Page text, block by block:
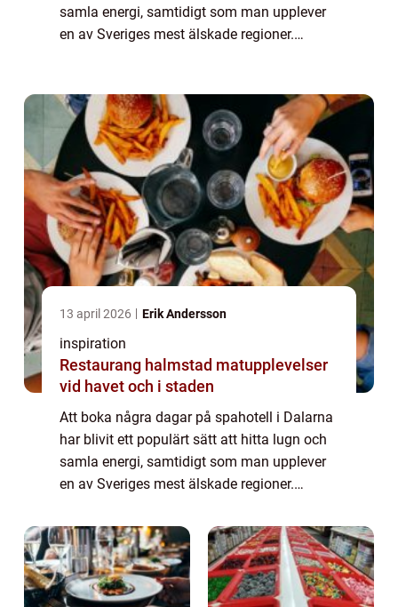
samla energi, samtidigt som man upplever
en av Sveriges mest älskade regioner.
13 april 2026 Erik Andersson
inspiration
Restaurang halmstad matupplevelser
vid havet och i staden
Att boka några dagar på spahotell i Dalarna
har blivit ett populärt sätt att hitta lugn och
samla energi, samtidigt som man upplever
en av Sveriges mest älskade regioner.